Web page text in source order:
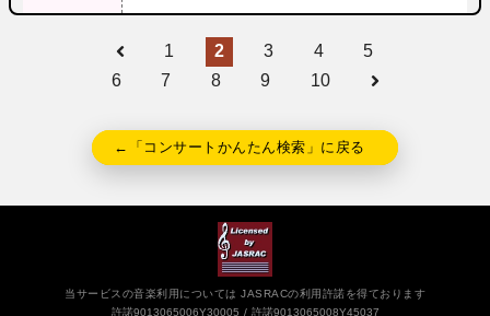
1 2 3 4
5
6
7 8 9 10
←「コンサートかんたん検索」に戻る
当サービスの音楽利用については JASRACの利用許諾を得ております
許諾9013065006Y30005
許諾9013065008Y45037